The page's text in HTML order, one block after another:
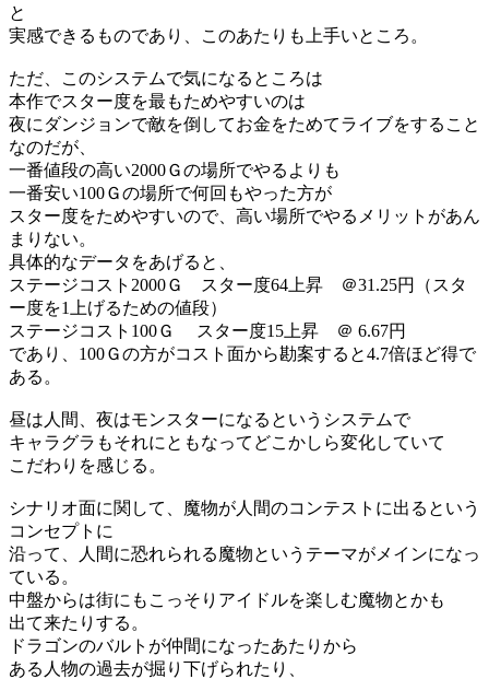
と
実感できるものであり、このあたりも上手いところ。
ただ、このシステムで気になるところは
本作でスター度を最もためやすいのは
夜にダンジョンで敵を倒してお金をためてライブをすること
なのだが、
一番値段の高い2000Ｇの場所でやるよりも
一番安い100Ｇの場所で何回もやった方が
スター度をためやすいので、高い場所でやるメリットがあん
まりない。
具体的なデータをあげると、
ステージコスト2000Ｇ スター度64上昇 ＠31.25円（スタ
ー度を1上げるための値段）
ステージコスト100Ｇ スター度15上昇 ＠ 6.67円
であり、100Ｇの方がコスト面から勘案すると4.7倍ほど得で
ある。
昼は人間、夜はモンスターになるというシステムで
キャラグラもそれにともなってどこかしら変化していて
こだわりを感じる。
シナリオ面に関して、魔物が人間のコンテストに出るという
コンセプトに
沿って、人間に恐れられる魔物というテーマがメインになっ
ている。
中盤からは街にもこっそりアイドルを楽しむ魔物とかも
出て来たりする。
ドラゴンのバルトが仲間になったあたりから
ある人物の過去が掘り下げられたり、